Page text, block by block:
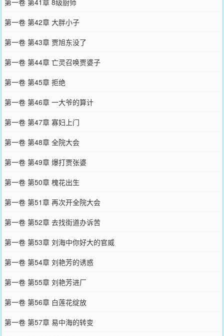
第一卷 第42章 大胖小子
第一卷 第43章 贾旭东没了
第一卷 第44章 亡灵召唤贾婆子
第一卷 第45章 拒绝
第一卷 第46章 一大爷的算计
第一卷 第47章 寡妇上门
第一卷 第48章 全院大会
第一卷 第49章 爆打贾张婆
第一卷 第50章 槐花出生
第一卷 第51章 再次开全院大会
第一卷 第52章 去找街道办诉苦
第一卷 第53章 刘海中你好大的官威
第一卷 第54章 刘艳芳的诱惑
第一卷 第55章 刘艳芳进厂
第一卷 第56章 白莲花绽放
第一卷 第57章 易中海的转变